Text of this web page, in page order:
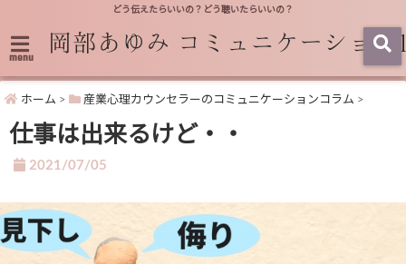
どう伝えたらいいの？どう聴いたらいいの？
menu
ホーム > 産業心理カウンセラーのコミュニケーションコラム >
仕事は出来るけど・・
2021/07/05